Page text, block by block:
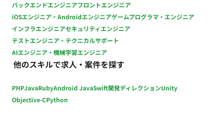
バックエンドエンジニアフロントエンジニア
iOSエンジニア・Androidエンジニアゲームプログラマ・エンジニア
インフラエンジニアセキュリティエンジニア
テストエンジニア・テクニカルサポート
AIエンジニア・機械学習エンジニア
他のスキルで求人・案件を探す
PHPJavaRubyAndroid JavaSwift開発ディレクションUnity
Objective-CPython